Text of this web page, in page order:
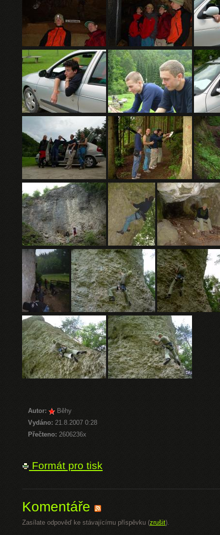
Autor:
Běhy
Vydáno: 21.8.2007 0:28
Přečteno: 2606236x
Formát pro tisk
Komentáře
Zasílate odpověď ke stávajícímu příspěvku (zrušit).